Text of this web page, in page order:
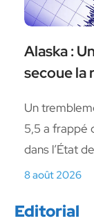
Alaska :
secoue la
Un
5,5 a frappé
dans l’État
8 août 2026
Editorial